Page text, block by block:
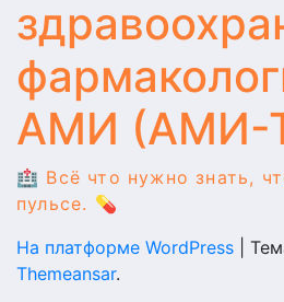
АМИ (АМИ-
🏥 Всё что нужно знать,
пульсе. 💊
На платформе WordPress
Themeansar.